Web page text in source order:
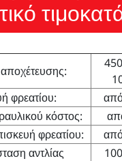
φρεατίου:
κόστος:
φρεατίου:
αντλίας